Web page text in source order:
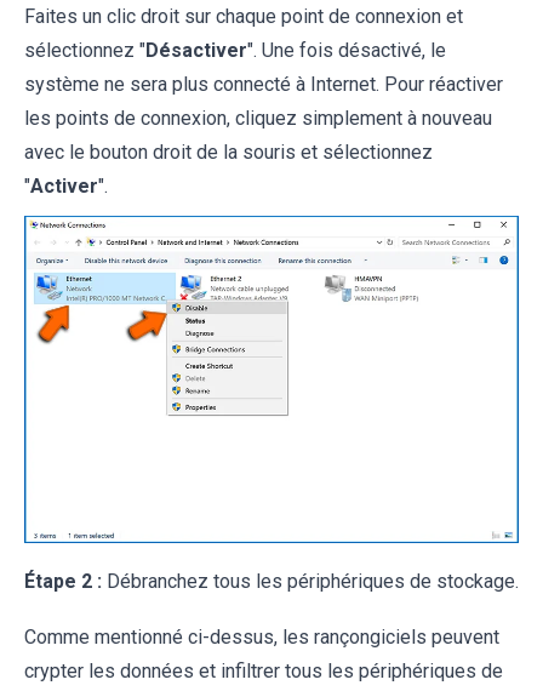
Faites un clic droit sur chaque point de connexion et
sélectionnez "Désactiver". Une fois désactivé, le
système ne sera plus connecté à Internet. Pour réactiver
les points de connexion, cliquez simplement à nouveau
avec le bouton droit de la souris et sélectionnez
"Activer".
Étape 2 : Débranchez tous les périphériques de stockage.
Comme mentionné ci-dessus, les rançongiciels peuvent
crypter les données et infiltrer tous les périphériques de